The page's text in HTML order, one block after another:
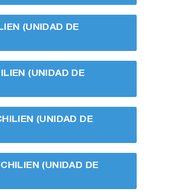
(UNIDAD DE
(UNIDAD DE
(UNIDAD DE
(UNIDAD DE